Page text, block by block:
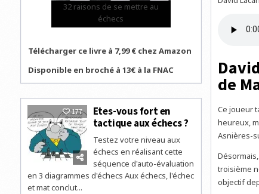
de
Ce joueur
heureux,
Asnières-
troisième
objectif
32 raisons de se mettre au
échecs
Télécharger ce livre à 7,99 € chez Amazon
Disponible en broché à 13€ à la FNAC
177
Etes-vous fort en
tactique aux échecs ?
Testez votre niveau aux
échecs en réalisant cette
séquence d'auto-évaluation
en 3 diagrammes d'échecs Aux échecs, l'échec
et mat conclut...